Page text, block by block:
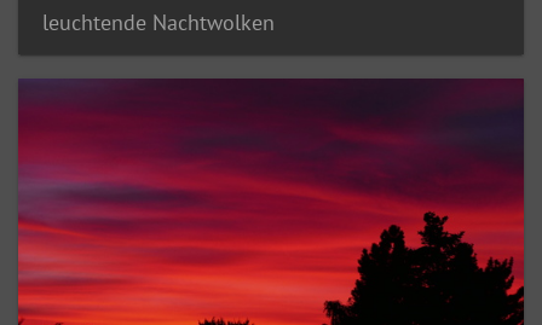
leuchtende Nachtwolken